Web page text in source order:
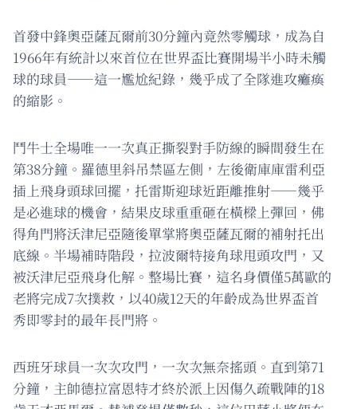
首發中鋒奧亞薩瓦爾前30分鐘內竟然零觸球，成為自
1966年有統計以來首位在世界盃比賽開場半小時未觸
球的球員——這一尷尬紀錄，幾乎成了全隊進攻癱瘓
的縮影。
鬥牛士全場唯一一次真正撕裂對手防線的瞬間發生在
第38分鐘。羅德里斜吊禁區左側，左後衛庫庫雷利亞
插上飛身頭球回擺，托雷斯迎球近距離推射——幾乎
是必進球的機會，結果皮球重重砸在橫樑上彈回，佛
得角門將沃津尼亞隨後單掌將奧亞薩瓦爾的補射托出
底線。半場補時階段，拉波爾特接角球甩頭攻門，又
被沃津尼亞飛身化解。整場比賽，這名身價僅5萬歐的
老將完成7次撲救，以40歲12天的年齡成為世界盃首
秀即零封的最年長門將。
西班牙球員一次次攻門，一次次無奈搖頭。直到第71
分鐘，主帥德拉富恩特才終於派上因傷久疏戰陣的18